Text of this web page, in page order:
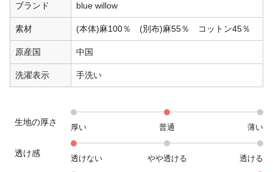
ブランド blue willow
素材 (本体)麻100％ (別布)麻55％ コットン45％
原産国 中国
洗濯表示 手洗い
生地の厚さ
厚い 普通 薄い
透け感
透けない やや透ける 透ける